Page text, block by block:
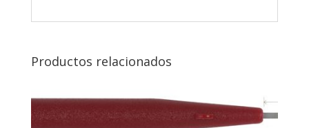
Productos relacionados